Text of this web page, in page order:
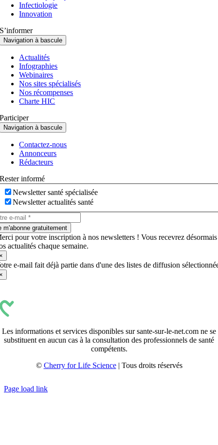
Infectiologie
Innovation
S’informer
Navigation à bascule
Actualités
Infographies
Webinaires
Nos sites spécialisés
Nos récompenses
Charte HIC
Participer
Navigation à bascule
Contactez-nous
Annonceurs
Rédacteurs
Rester informé
Newsletter santé spécialisée
Newsletter actualités santé
m'abonne gratuitement
pour votre inscription à nos newsletters ! Vous recevrez désormais
actualités chaque semaine.
e-mail fait déjà partie dans d'une des listes de diffusion
Les informations et services disponibles sur sante-sur-le-net.com ne se
substituent en aucun cas à la consultation des professionnels de santé
compétents.
© Cherry for Life Science| Tous droits réservés
Page load link